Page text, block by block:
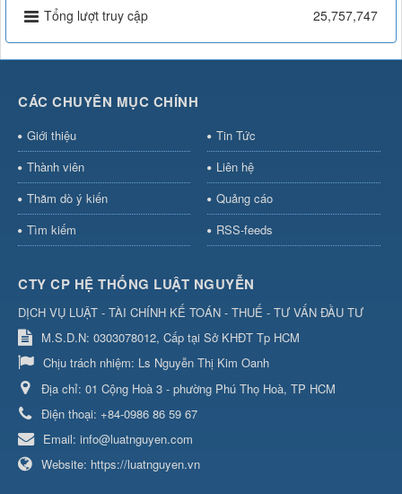
Tổng lượt truy cập
25,757,747
CÁC CHUYÊN MỤC CHÍNH
Giới thiệu
Tin Tức
Thành viên
Liên hệ
Thăm dò ý kiến
Quảng cáo
Tìm kiếm
RSS-feeds
CTY CP HỆ THỐNG LUẬT NGUYỄN
DỊCH VỤ LUẬT - TÀI CHÍNH KẾ TOÁN - THUẾ - TƯ VẤN ĐẦU TƯ
M.S.D.N: 0303078012, Cấp tại Sở KHĐT Tp HCM
Chịu trách nhiệm: Ls Nguyễn Thị Kim Oanh
Địa chỉ: 01 Cộng Hoà 3 - phường Phú Thọ Hoà, TP HCM
Điện thoại: +84-0986 86 59 67
Email: info@luatnguyen.com
Website: https://luatnguyen.vn